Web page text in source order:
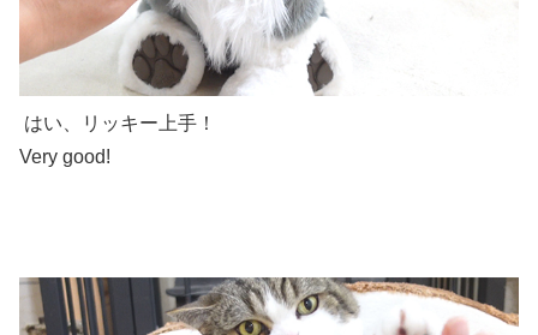
はい、リッキー上手！
Very good!